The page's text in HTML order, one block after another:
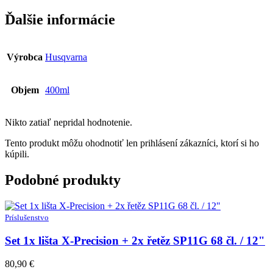
Ďalšie informácie
Výrobca Husqvarna
Objem 400ml
Nikto zatiaľ nepridal hodnotenie.
Tento produkt môžu ohodnotiť len prihlásení zákazníci, ktorí si ho
kúpili.
Podobné produkty
Príslušenstvo
Set 1x lišta X-Precision + 2x řetěz SP11G 68 čl. / 12"
80,90 €